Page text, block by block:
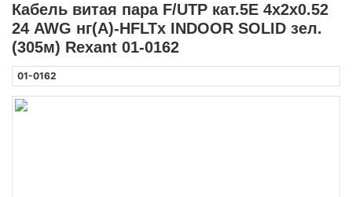
Кабель витая пара F/UTP кат.5E 4х2х0.52
24 AWG нг(А)-HFLTx INDOOR SOLID зел.
(305м) Rexant 01-0162
01-0162